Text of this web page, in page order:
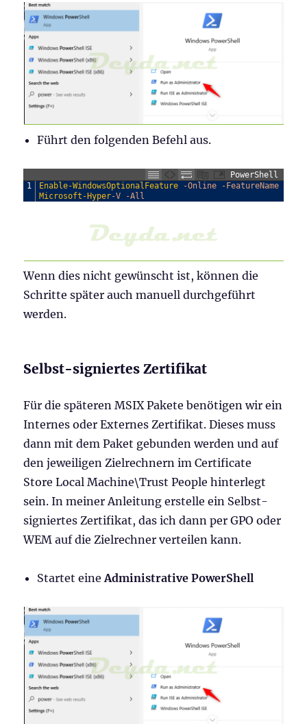
Führt den folgenden Befehl aus.
PowerShell
1
Enable-WindowsOptionalFeature -Online
-FeatureName
Microsoft-Hyper-V -All
Wenn dies nicht gewünscht ist, können die
Schritte später auch manuell durchgeführt
werden.
Selbst-signiertes Zertifikat
Für die späteren MSIX Pakete benötigen wir ein
Internes oder Externes Zertifikat. Dieses muss
dann mit dem Paket gebunden werden und auf
den jeweiligen Zielrechnern im Certificate
Store Local Machine\Trust People hinterlegt
sein. In meiner Anleitung erstelle ein Selbst-
signiertes Zertifikat, das ich dann per GPO oder
WEM auf die Zielrechner verteilen kann.
Startet eineAdministrative PowerShell